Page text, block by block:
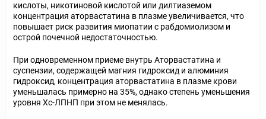
кислоты, никотиновой кислотой или дилтиаземом
концентрация аторвастатина в плазме увеличивается, что
повышает риск развития миопатии с рабдомиолизом и
острой почечной недостаточностью.
При одновременном приеме внутрь Аторвастатина и
суспензии, содержащей магния гидроксид и алюминия
гидроксид, концентрация аторвастатина в плазме крови
уменьшалась примерно на 35%, однако степень уменьшения
уровня Хс-ЛПНП при этом не менялась.